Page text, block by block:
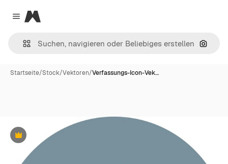
Close menu
Magnific
Nach
Startseite/Stock/Vektoren/Verfassungs-Icon-Vek…
Premium